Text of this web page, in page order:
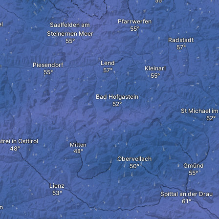
in Osttirol
Saalfelden am
Steinernen Meer
Pfarrwerfen
Bad Hofgastein
Piesendorf Kleinarl
Lend
Mitten
Obervellach
Lienz
Radstadt
St Michael
Gmünd
Spittal an der Drau